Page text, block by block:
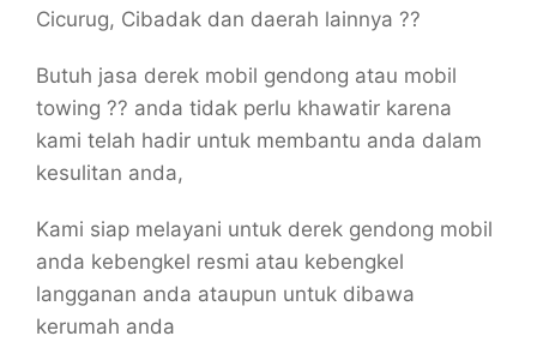
Cicurug, Cibadak dan daerah lainnya ??
Butuh jasa derek mobil gendong atau mobil
towing ?? anda tidak perlu khawatir karena
kami telah hadir untuk membantu anda dalam
kesulitan anda,
Kami siap melayani untuk derek gendong mobil
anda kebengkel resmi atau kebengkel
langganan anda ataupun untuk dibawa
kerumah anda